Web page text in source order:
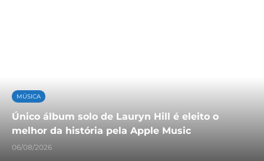
MÚSICA
Único álbum solo de Lauryn Hill é eleito o
melhor da história pela Apple Music
06/08/2026